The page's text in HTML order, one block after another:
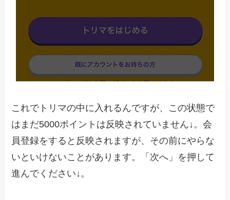
これでトリマの中に入れるんですが、この状態で
はまだ5000ポイントは反映されていません↓。会
員登録をすると反映されますが、その前にやらな
いといけないことがあります。「次へ」を押して
進んでください↓。